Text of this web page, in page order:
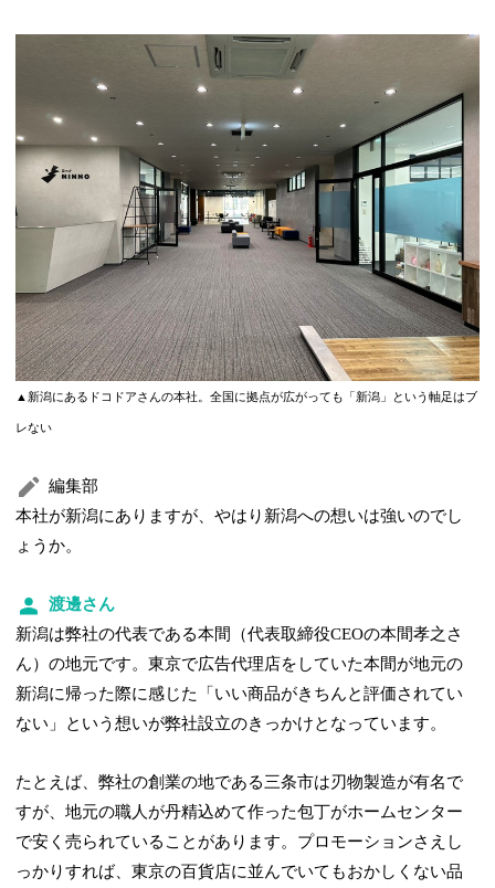
▲新潟にあるドコドアさんの本社。全国に拠点が広がっても「新潟」という軸足はブ
レない
編集部
本社が新潟にありますが、やはり新潟への想いは強いのでし
ょうか。
渡邊さん
新潟は弊社の代表である本間（代表取締役CEOの本間孝之さ
ん）の地元です。東京で広告代理店をしていた本間が地元の
新潟に帰った際に感じた「いい商品がきちんと評価されてい
ない」という想いが弊社設立のきっかけとなっています。
たとえば、弊社の創業の地である三条市は刃物製造が有名で
すが、地元の職人が丹精込めて作った包丁がホームセンター
で安く売られていることがあります。プロモーションさえし
っかりすれば、東京の百貨店に並んでいてもおかしくない品